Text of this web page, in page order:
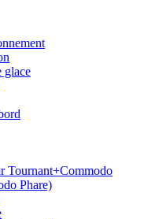
glace
Tournant+Commodo
Phare)